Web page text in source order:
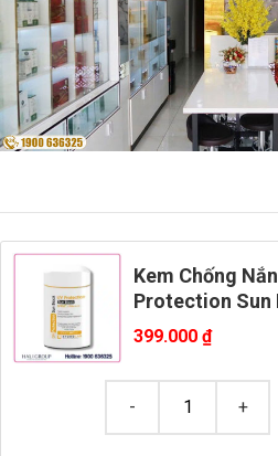
Kem Chống
Protection Sun
399.000 ₫